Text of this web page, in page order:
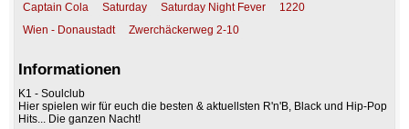
Captain Cola
Saturday Saturday Night Fever
1220
Wien - Donaustadt
Zwerchäckerweg 2-10
Informationen
K1 - Soulclub
Hier spielen wir für euch die besten & aktuellsten R'n'B, Black und Hip-Pop
Hits... Die ganzen Nacht!